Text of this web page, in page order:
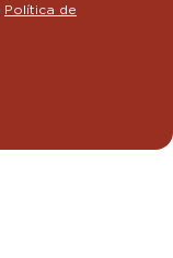
Política de